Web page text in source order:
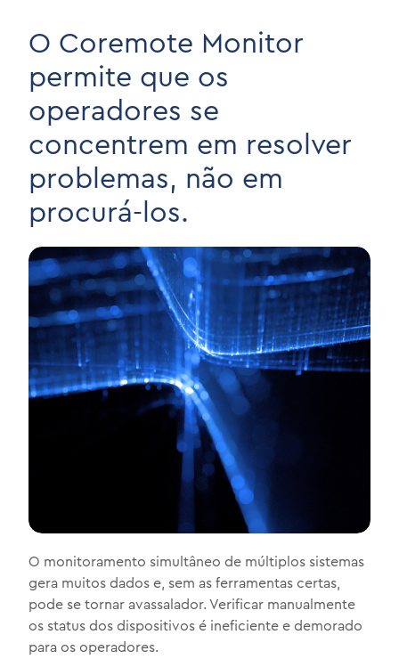
O Coremote Monitor
permite que os
operadores se
concentrem em resolver
problemas, não em
procurá-los.
O monitoramento simultâneo de múltiplos sistemas
gera muitos dados e, sem as ferramentas certas,
pode se tornar avassalador. Verificar manualmente
os status dos dispositivos é ineficiente e demorado
para os operadores.